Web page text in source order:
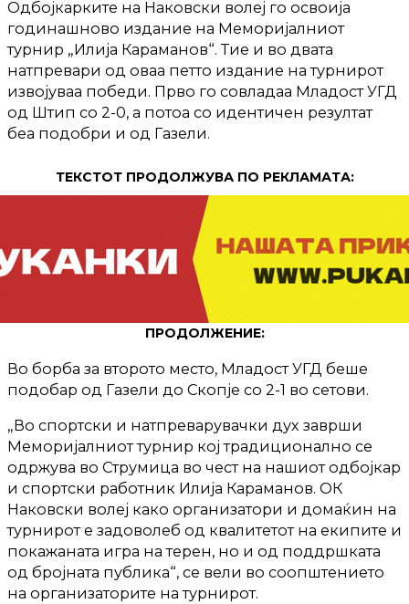
Одбојкарките на Наковски волеј го освоија
годинашново издание на Меморијалниот
турнир „Илија Караманов“. Тие и во двата
натпревари од оваа петто издание на турнирот
извојуваа победи. Прво го совладаа Младост УГД
од Штип со 2-0, а потоа со идентичен резултат
беа подобри и од Газели.
ТЕКСТОТ ПРОДОЛЖУВА ПО РЕКЛАМАТА:
ПРОДОЛЖЕНИЕ:
Во борба за второто место, Младост УГД беше
подобар од Газели до Скопје со 2-1 во сетови.
„Во спортски и натпреварувачки дух заврши
Меморијалниот турнир кој традиционално се
одржува во Струмица во чест на нашиот одбојкар
и спортски работник Илија Караманов. ОК
Наковски волеј како организатори и домаќин на
турнирот е задоволеб од квалитетот на екипите и
покажаната игра на терен, но и од поддршката
од бројната публика“, се вели во соопштението
на организаторите на турнирот.